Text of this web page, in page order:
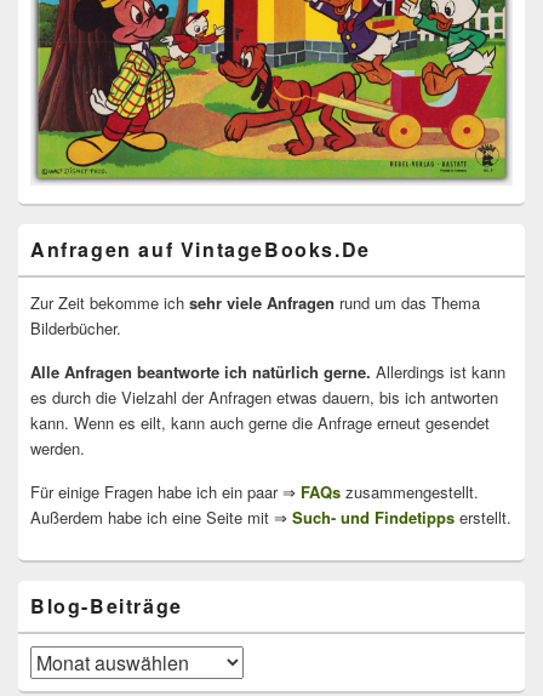
Anfragen auf VintageBooks.De
Zur Zeit bekomme ich sehr viele Anfragen rund um das Thema
Bilderbücher.
Alle Anfragen beantworte ich natürlich gerne. Allerdings ist kann
es durch die Vielzahl der Anfragen etwas dauern, bis ich antworten
kann. Wenn es eilt, kann auch gerne die Anfrage erneut gesendet
werden.
Für einige Fragen habe ich ein paar ⇒ FAQs zusammengestellt.
Außerdem habe ich eine Seite mit ⇒ Such- und Findetipps erstellt.
Blog-Beiträge
Blog-
Beiträge